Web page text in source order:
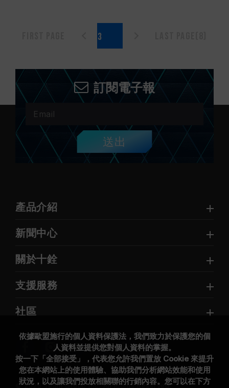
訂閱電子報
送出
產品介紹
新聞中心
關於十銓
支援服務
社區
© 2026 Team Group Inc. All Rights Reserved.
依據歐盟施行的個人資料保護法，我們致力於保護您的個
人資料並提供您對個人資料的掌握。
按一下「全部接受」，代表您允許我們置放 Cookie 來提升
您在本網站上的使用體驗、協助我們分析網站效能和使用
狀況，以及讓我們投放相關聯的行銷內容。您可以在下方